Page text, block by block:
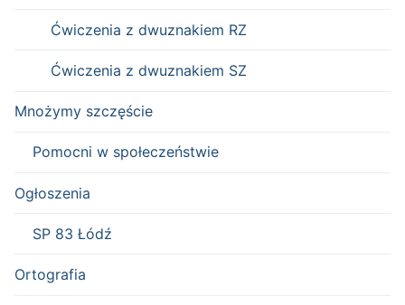
Ćwiczenia z dwuznakiem RZ
Ćwiczenia z dwuznakiem SZ
Mnożymy szczęście
Pomocni w społeczeństwie
Ogłoszenia
SP 83 Łódź
Ortografia